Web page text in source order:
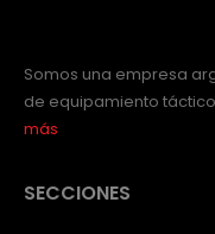
Somos una empresa
de equipamiento
más
SECCIONES